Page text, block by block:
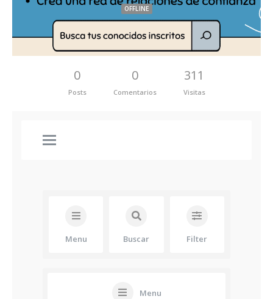
OFFLINE
0
Posts
0
Comentarios
311
Visitas
Menu Buscar Filter
Menu